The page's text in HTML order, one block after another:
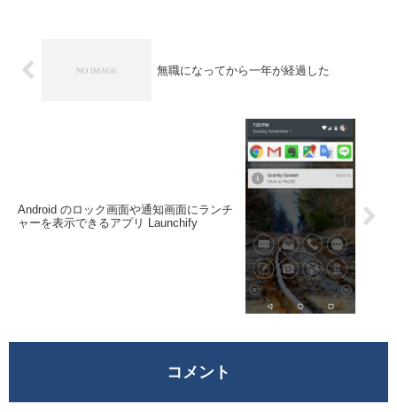
無職になってから一年が経過した
Android のロック画面や通知画面にランチ
ャーを表示できるアプリ Launchify
コメント